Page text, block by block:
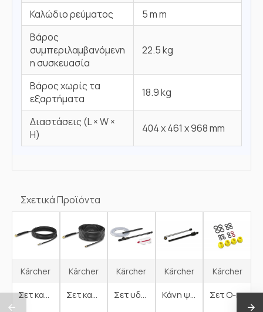
Καλώδιο ρεύματος
5 m m
Βάρος
συμπεριλαμβανόμενη
η συσκευασία
22.5 kg
Βάρος χωρίς τα
εξαρτήματα
18.9 kg
Διαστάσεις (L × W ×
H)
404 x 461 x 968 mm
Σχετικά Προϊόντα
Kärcher
Σετ καθαρισμού σωλήνων, 7,5μ.
Kärcher
Σετ καθαρισμού σωλήνων, 15μ.
Kärcher
Σετ υδραμμοβολής
Kärcher
Κάνη ψεκασμού υπό γωνία
Kärcher
Σετ O-rings